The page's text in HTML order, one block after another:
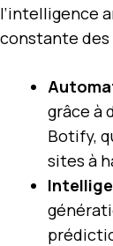
l’intelligence
constante
grâce à
Botify,
sites à